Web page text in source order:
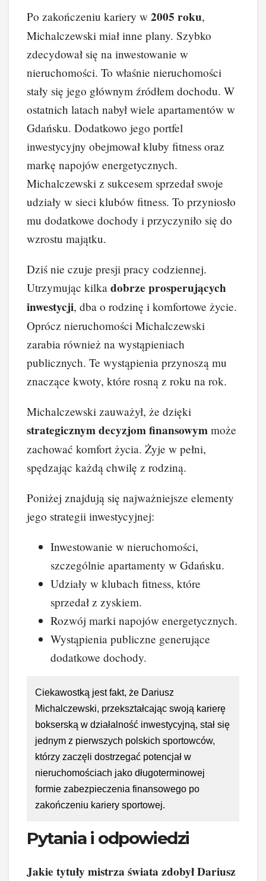
Po zakończeniu kariery w 2005 roku,
Michalczewski miał inne plany. Szybko
zdecydował się na inwestowanie w
nieruchomości. To właśnie nieruchomości
stały się jego głównym źródłem dochodu. W
ostatnich latach nabył wiele apartamentów w
Gdańsku. Dodatkowo jego portfel
inwestycyjny obejmował kluby fitness oraz
markę napojów energetycznych.
Michalczewski z sukcesem sprzedał swoje
udziały w sieci klubów fitness. To przyniosło
mu dodatkowe dochody i przyczyniło się do
wzrostu majątku.
Dziś nie czuje presji pracy codziennej.
Utrzymując kilka dobrze prosperujących
inwestycji, dba o rodzinę i komfortowe życie.
Oprócz nieruchomości Michalczewski
zarabia również na wystąpieniach
publicznych. Te wystąpienia przynoszą mu
znaczące kwoty, które rosną z roku na rok.
Michalczewski zauważył, że dzięki
strategicznym decyzjom finansowym może
zachować komfort życia. Żyje w pełni,
spędzając każdą chwilę z rodziną.
Poniżej znajdują się najważniejsze elementy
jego strategii inwestycyjnej:
Inwestowanie w nieruchomości,
szczególnie apartamenty w Gdańsku.
Udziały w klubach fitness, które
sprzedał z zyskiem.
Rozwój marki napojów energetycznych.
Wystąpienia publiczne generujące
dodatkowe dochody.
Ciekawostką jest fakt, że Dariusz
Michalczewski, przekształcając swoją karierę
bokserską w działalność inwestycyjną, stał się
jednym z pierwszych polskich sportowców,
którzy zaczęli dostrzegać potencjał w
nieruchomościach jako długoterminowej
formie zabezpieczenia finansowego po
zakończeniu kariery sportowej.
Pytania i odpowiedzi
Jakie tytuły mistrza świata zdobył Dariusz